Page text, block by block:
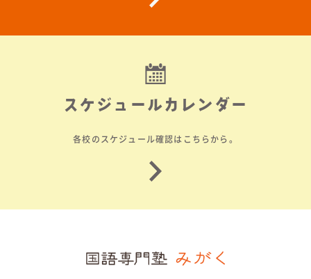
スケジュールカレンダー
各校のスケジュール確認はこちらから。